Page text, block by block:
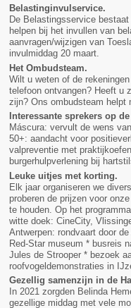
Belastinginvulservice.
De Belastingsservice
helpen bij het invullen van
aanvragen/wijzigen van
invulmiddag 20 maart.
Het Ombudsteam.
Wilt u weten of de
telefoon ontvangen? Heeft u
zijn? Ons ombudsteam helpt
Interessante sprekers op
Máscura: vervult de wens
50+: aandacht voor
valpreventie met
burgerhulpverlening bij
Leuke uitjes met korting.
Elk jaar organiseren we
proberen de prijzen voor
te houden. Op het
witte doek: CineCity,
Antwerpen: rondvaart door
Red-Star museum * busreis
Jules de Strooper * bezoek
roofvogeldemonstraties in
Gezellig samenzijn in de
In 2021 zorgden Belinda
gezellige middag met vele